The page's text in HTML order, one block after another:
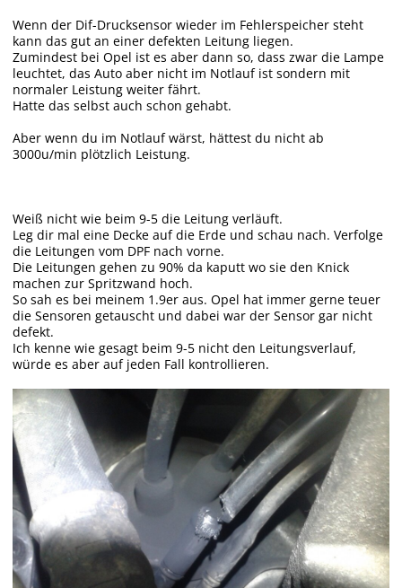
Wenn der Dif-Drucksensor wieder im Fehlerspeicher steht
kann das gut an einer defekten Leitung liegen.
Zumindest bei Opel ist es aber dann so, dass zwar die Lampe
leuchtet, das Auto aber nicht im Notlauf ist sondern mit
normaler Leistung weiter fährt.
Hatte das selbst auch schon gehabt.
Aber wenn du im Notlauf wärst, hättest du nicht ab
3000u/min plötzlich Leistung.
Weiß nicht wie beim 9-5 die Leitung verläuft.
Leg dir mal eine Decke auf die Erde und schau nach. Verfolge
die Leitungen vom DPF nach vorne.
Die Leitungen gehen zu 90% da kaputt wo sie den Knick
machen zur Spritzwand hoch.
So sah es bei meinem 1.9er aus. Opel hat immer gerne teuer
die Sensoren getauscht und dabei war der Sensor gar nicht
defekt.
Ich kenne wie gesagt beim 9-5 nicht den Leitungsverlauf,
würde es aber auf jeden Fall kontrollieren.